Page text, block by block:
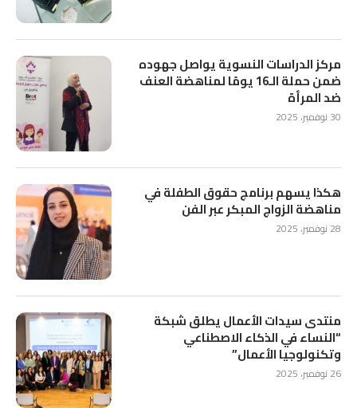
مركز الدراسات النسوية يواصل جهوده
ضمن حملة الـ16 يومًا لمناهضة العنف
ضد المرأة
30 نوفمبر، 2025
هكذا يسهم برنامج حقوق الطفلة في
مناهضة الزواج المبكر عبر الفن
28 نوفمبر، 2025
منتدى سيدات الأعمال يطلق شبكة
“النساء في الذكاء الاصطناعي
وتكنولوجيا الأعمال”
26 نوفمبر، 2025